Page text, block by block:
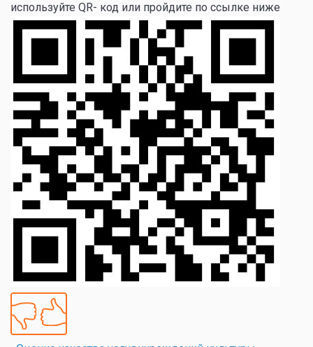
используйте QR- код или пройдите по ссылке ниже